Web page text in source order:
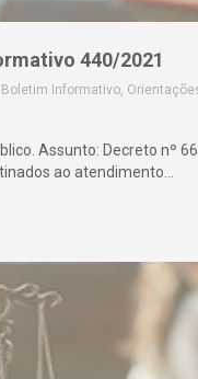
440/2021
Boletim Informativo,
Assunto: Decreto nº
ao atendimento…